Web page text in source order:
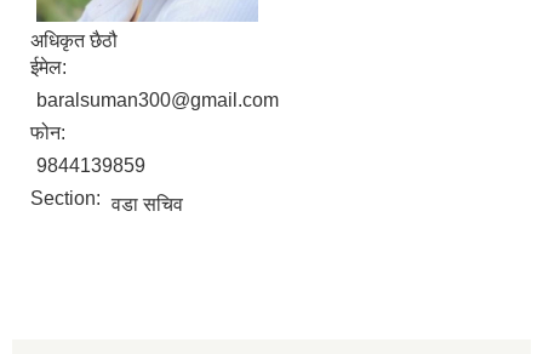
अधिकृत छैठौ
ईमेल:
baralsuman300@gmail.com
फोन:
9844139859
Section: वडा सचिव